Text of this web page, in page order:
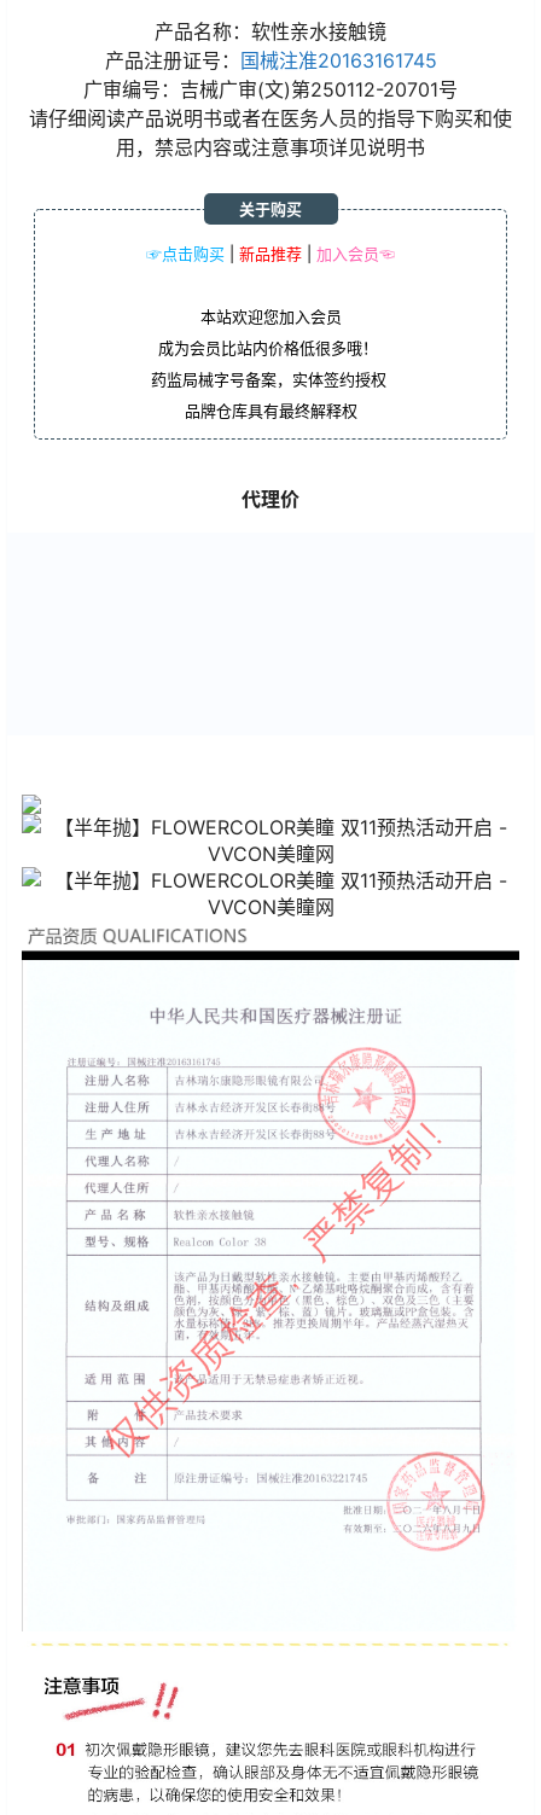
产品名称：软性亲水接触镜
产品注册证号：
国械注准20163161745
广审编号：吉械广审(文)第250112-20701号
请仔细阅读产品说明书或者在医务人员的指导下购买和使
用，禁忌内容或注意事项详见说明书
☞点击购买 新品推荐 加入会员☜
关于购买
本站欢迎您加入会员
成为会员比站内价格低很多哦！
药监局械字号备案，实体签约授权
品牌仓库具有最终解释权
代理价